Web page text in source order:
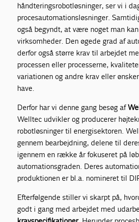
håndteringsrobotløsninger, ser vi i
procesautomationsløsninger.
også begyndt, at være noget man
virksomheder. Den øgede grad af
derfor også større krav til arbejdet
processen eller processerne,
variationen og andre krav eller
have.
Derfor har vi denne gang besøg af
Welltec udvikler og producerer
robotløsninger til energisektoren.
gennem bearbejdning, delene til
igennem en række år fokuseret på
automationsgraden. Deres
produktionen er bl.a. nomineret til
Efterfølgende stiller vi skarpt på,
godt i gang med arbejdet med